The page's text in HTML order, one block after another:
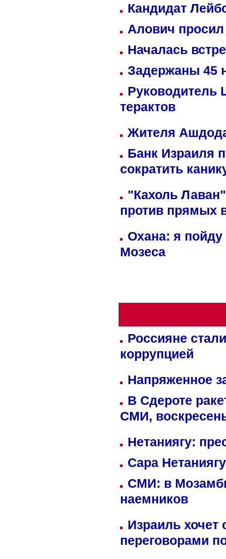
Кандидат
Алович просил
Началась
Задержаны 45
Руководитель
терактов
Жителя
Банк Израиля
сократить
"Кахоль
против прямых
Охана: я пойду
Мозеса
Россияне
коррупцией
Напряженное
В Сдероте
СМИ,
Нетаниягу:
Сара
СМИ: в
наемников
Израиль хочет
переговорами